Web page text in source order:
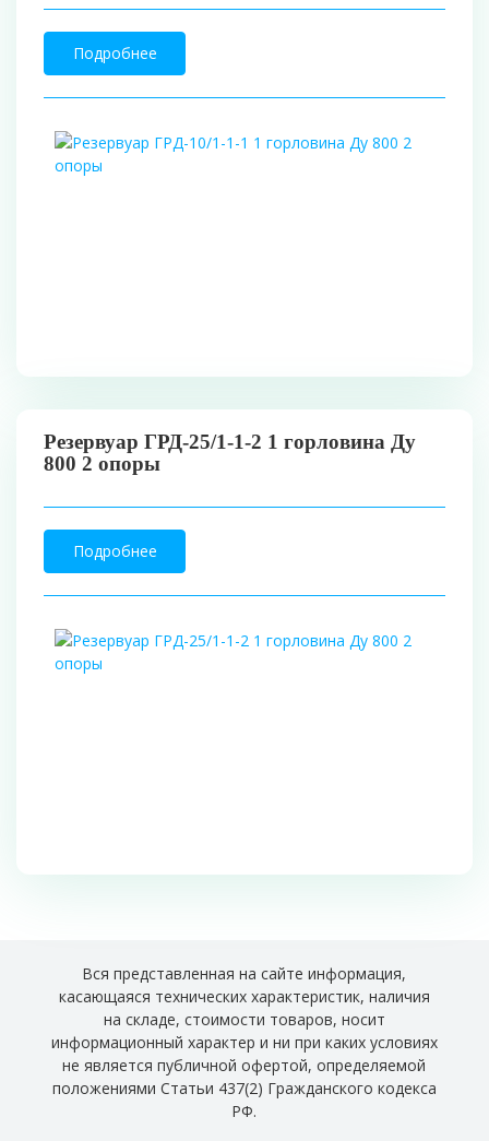
Подробнее
Резервуар ГРД-25/1-1-2 1 горловина Ду
800 2 опоры
Подробнее
Вся представленная на сайте информация,
касающаяся технических характеристик, наличия
на складе, стоимости товаров, носит
информационный характер и ни при каких условиях
не является публичной офертой, определяемой
положениями Статьи 437(2) Гражданского кодекса
РФ.